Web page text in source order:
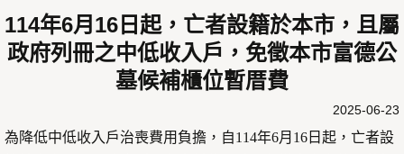
114年6月16日起，亡者設籍於本市，且屬
政府列冊之中低收入戶，免徵本市富德公
墓候補櫃位暫厝費
2025-06-23
為降低中低收入戶治喪費用負擔，自114年6月16日起，亡者設